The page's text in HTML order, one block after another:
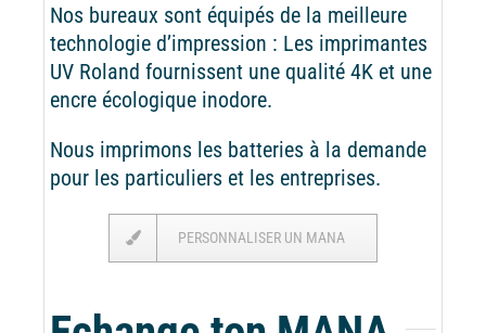
Nos bureaux sont équipés de la meilleure
technologie d’impression : Les imprimantes
UV Roland fournissent une qualité 4K et une
encre écologique inodore.
Nous imprimons les batteries à la demande
pour les particuliers et les entreprises.
PERSONNALISER UN MANA